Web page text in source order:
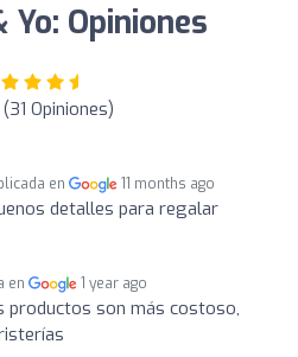
Opiniones
Opiniones)
en 11 months ago
detalles para regalar
en 1 year ago
productos son más costoso,